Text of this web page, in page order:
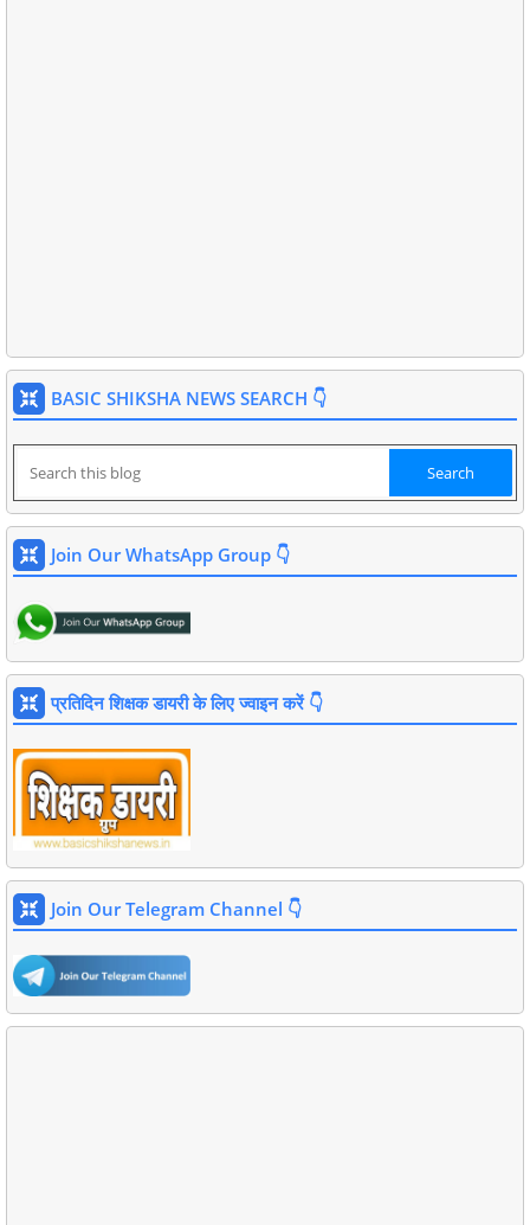
BASIC SHIKSHA NEWS SEARCH 👇
Join Our WhatsApp Group 👇
प्रतिदिन शिक्षक डायरी के लिए ज्वाइन करें 👇
Join Our Telegram Channel 👇